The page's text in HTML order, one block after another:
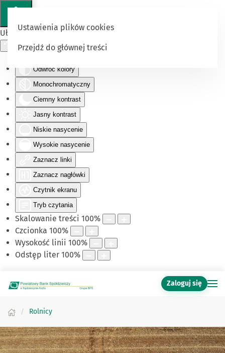
Ułatwienia dostępu
Odwróć kolory
Monochromatyczny
Ciemny kontrast
Jasny kontrast
Niskie nasycenie
Wysokie nasycenie
Zaznacz linki
Zaznacz nagłówki
Czytnik ekranu
Tryb czytania
Skalowanie treści 100%
Czcionka 100%
Wysokość linii 100%
Odstęp liter 100%
Ustawienia plików cookies
Przejdź do głównej treści
Zaloguj się
Rolnicy